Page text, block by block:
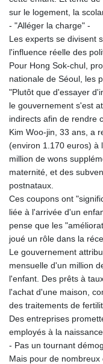
sur le logement, la
- "Alléger la charge" -
Les experts se divisent
l'influence réelle des
Pour Hong Sok-chul,
nationale de Séoul, les
"Plutôt que d'essayer
le gouvernement s'est
indirects afin de rendre
Kim Woo-jin, 33 ans, a
(environ 1.170 euros) à
million de wons
maternité, et des
postnataux.
Ces coupons ont
liée à l'arrivée d'un
pense que les
joué un rôle dans la
Le gouvernement
mensuelle d'un million
l'enfant. Des prêts à
l'achat d'une maison,
des traitements de
Des entreprises
employés à la
- Pas un tournant
Mais pour de